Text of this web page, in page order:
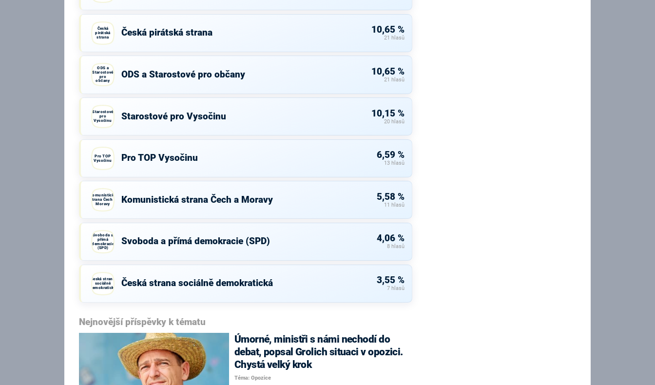
Česká
pirátská
strana
Česká pirátská strana 10,65 %
21 hlasů
ODS a
Starostové
pro
občany
ODS a Starostové pro občany 10,65 %
21 hlasů
Starostové
pro
Vysočinu
Starostové pro Vysočinu 10,15 %
20 hlasů
Pro TOP
Vysočinu
Pro TOP Vysočinu 6,59 %
13 hlasů
Komunistická
strana Čech a
Moravy
Komunistická strana Čech a Moravy 5,58 %
11 hlasů
Svoboda a
přímá
demokracie
(SPD)
Svoboda a přímá demokracie (SPD) 4,06 %
8 hlasů
Česká strana
sociálně
demokratická
Česká strana sociálně demokratická 3,55 %
7 hlasů
Nejnovější příspěvky k tématu
Úmorné, ministři s námi nechodí do
debat, popsal Grolich situaci v opozici.
Chystá velký krok
Téma: Opozice